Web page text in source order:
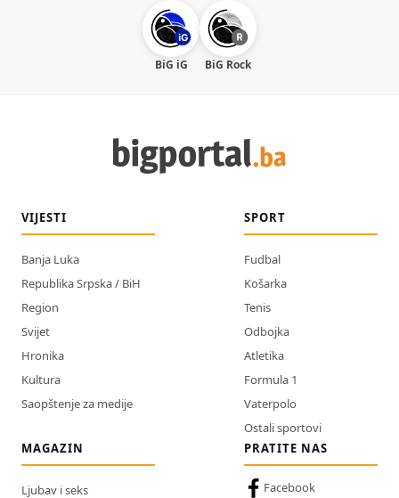
BiG iG BiG Rock
VIJESTI
Banja Luka
Republika Srpska / BiH
Region
Svijet
Hronika
Kultura
Saopštenje za medije
SPORT
Fudbal
Košarka
Tenis
Odbojka
Atletika
Formula 1
Vaterpolo
Ostali sportovi
MAGAZIN
Ljubav i seks
PRATITE NAS
Facebook